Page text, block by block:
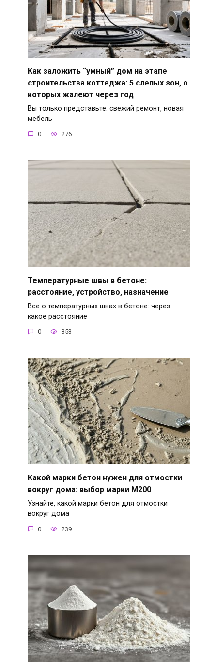
Как заложить “умный” дом на этапе
строительства коттеджа: 5 слепых зон, о
которых жалеют через год
Вы только представьте: свежий ремонт, новая
мебель
0 276
Температурные швы в бетоне:
расстояние, устройство, назначение
Все о температурных швах в бетоне: через
какое расстояние
0 353
Какой марки бетон нужен для отмостки
вокруг дома: выбор марки М200
Узнайте, какой марки бетон для отмостки
вокруг дома
0 239